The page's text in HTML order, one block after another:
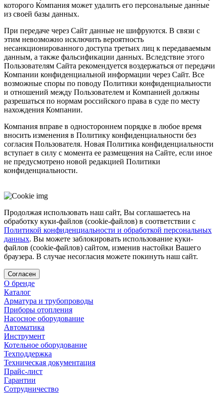
которого Компания может удалить его персональные данные
из своей базы данных.
При передаче через Сайт данные не шифруются. В связи с
этим невозможно исключить вероятность
несанкционированного доступа третьих лиц к передаваемым
данным, а также фальсификации данных. Вследствие этого
Пользователям Сайта рекомендуется воздержаться от передачи
Компании конфиденциальной информации через Сайт. Все
возможные споры по поводу Политики конфиденциальности
и отношений между Пользователем и Компанией должны
разрешаться по нормам российского права в суде по месту
нахождения Компании.
Компания вправе в одностороннем порядке в любое время
вносить изменения в Политику конфиденциальности без
согласия Пользователя. Новая Политика конфиденциальности
вступает в силу с момента ее размещения на Сайте, если иное
не предусмотрено новой редакцией Политики
конфиденциальности.
Продолжая использовать наш сайт, Вы соглашаетесь на
обработку куки-файлов (cookie-файлов) в соответствии с
Политикой конфиденциальности и обработкой персональных
данных. Вы можете заблокировать использование куки-
файлов (cookie-файлов) сайтом, изменив настойки Вашего
браузера. В случае несогласия можете покинуть наш сайт.
Согласен
О бренде
Каталог
Арматура и трубопроводы
Приборы отопления
Насосное оборудование
Автоматика
Инструмент
Котельное оборудование
Техподдержка
Техническая документация
Прайс-лист
Гарантии
Сотрудничество